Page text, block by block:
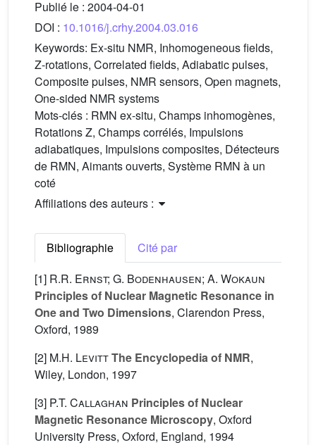
Publié le : 2004-04-01
DOI : 10.1016/j.crhy.2004.03.016
Keywords: Ex-situ NMR, Inhomogeneous fields,
Z-rotations, Correlated fields, Adiabatic pulses,
Composite pulses, NMR sensors, Open magnets,
One-sided NMR systems
Mots-clés : RMN ex-situ, Champs inhomogènes,
Rotations Z, Champs corrélés, Impulsions
adiabatiques, Impulsions composites, Détecteurs
de RMN, Aimants ouverts, Système RMN à un
coté
Affiliations des auteurs :
Bibliographie
Cité par
[1] R.R. Ernst; G. Bodenhausen; A. Wokaun
Principles of Nuclear Magnetic Resonance in
One and Two Dimensions, Clarendon Press,
Oxford, 1989
[2] M.H. LevittThe Encyclopedia of NMR,
Wiley, London, 1997
[3] P.T. Callaghan Principles of Nuclear
Magnetic Resonance Microscopy, Oxford
University Press, Oxford, England, 1994